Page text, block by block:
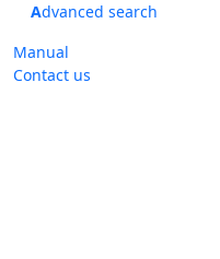
Advanced search
Manual
Contact us